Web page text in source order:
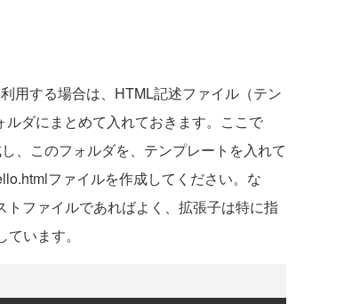
用する場合は、HTML記述ファイル（テン
ダにまとめて入れておきます。ここで
、このフォルダを、テンプレートを入れて
ファイルを作成してください。な
ファイルであればよく、拡張子は特に指
います。